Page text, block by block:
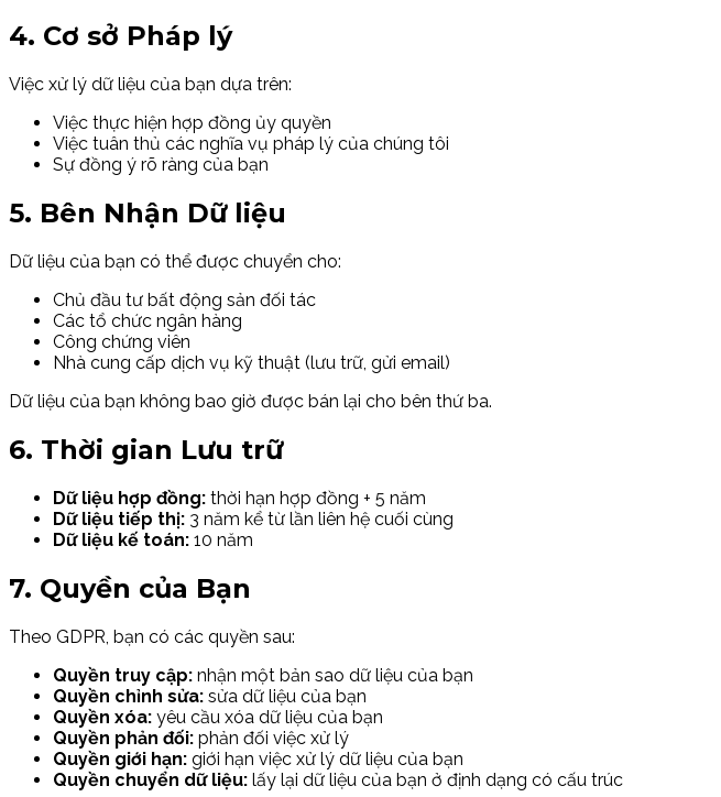
4. Cơ sở Pháp lý
Việc xử lý dữ liệu của bạn dựa trên:
Việc thực hiện hợp đồng ủy quyền
Việc tuân thủ các nghĩa vụ pháp lý của chúng tôi
Sự đồng ý rõ ràng của bạn
5. Bên Nhận Dữ liệu
Dữ liệu của bạn có thể được chuyển cho:
Chủ đầu tư bất động sản đối tác
Các tổ chức ngân hàng
Công chứng viên
Nhà cung cấp dịch vụ kỹ thuật (lưu trữ, gửi email)
Dữ liệu của bạn không bao giờ được bán lại cho bên thứ ba.
6. Thời gian Lưu trữ
Dữ liệu hợp đồng: thời hạn hợp đồng + 5 năm
Dữ liệu tiếp thị: 3 năm kể từ lần liên hệ cuối cùng
Dữ liệu kế toán: 10 năm
7. Quyền của Bạn
Theo GDPR, bạn có các quyền sau:
Quyền truy cập: nhận một bản sao dữ liệu của bạn
Quyền chỉnh sửa: sửa dữ liệu của bạn
Quyền xóa: yêu cầu xóa dữ liệu của bạn
Quyền phản đối: phản đối việc xử lý
Quyền giới hạn: giới hạn việc xử lý dữ liệu của bạn
Quyền chuyển dữ liệu: lấy lại dữ liệu của bạn ở định dạng có cấu trúc